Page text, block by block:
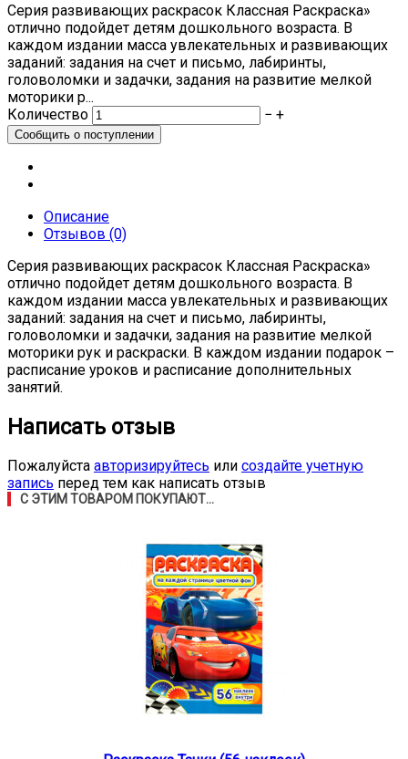
Серия развивающих раскрасок Классная Раскраска»
отлично подойдет детям дошкольного возраста. В
каждом издании масса увлекательных и развивающих
заданий: задания на счет и письмо, лабиринты,
головоломки и задачки, задания на развитие мелкой
моторики р...
Количество
− +
Описание
Отзывов (0)
Серия развивающих раскрасок Классная Раскраска»
отлично подойдет детям дошкольного возраста. В
каждом издании масса увлекательных и развивающих
заданий: задания на счет и письмо, лабиринты,
головоломки и задачки, задания на развитие мелкой
моторики рук и раскраски. В каждом издании подарок –
расписание уроков и расписание дополнительных
занятий.
Написать отзыв
Пожалуйста авторизируйтесь или создайте учетную
запись перед тем как написать отзыв
С ЭТИМ ТОВАРОМ ПОКУПАЮТ...